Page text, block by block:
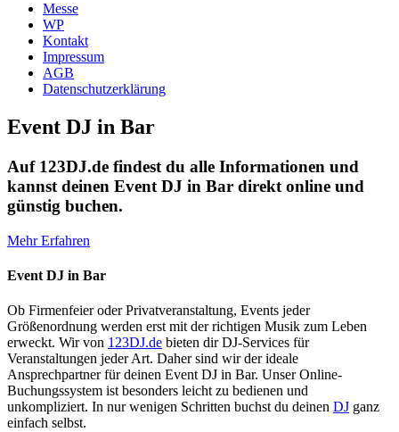
Messe
WP
Kontakt
Impressum
AGB
Datenschutzerklärung
Event DJ in Bar
Auf 123DJ.de findest du alle Informationen und
kannst deinen Event DJ in Bar direkt online und
günstig buchen.
Mehr Erfahren
Event DJ in Bar
Ob Firmenfeier oder Privatveranstaltung, Events jeder
Größenordnung werden erst mit der richtigen Musik zum Leben
erweckt. Wir von 123DJ.de bieten dir DJ-Services für
Veranstaltungen jeder Art. Daher sind wir der ideale
Ansprechpartner für deinen Event DJ in Bar. Unser Online-
Buchungssystem ist besonders leicht zu bedienen und
unkompliziert. In nur wenigen Schritten buchst du deinen DJ ganz
einfach selbst.